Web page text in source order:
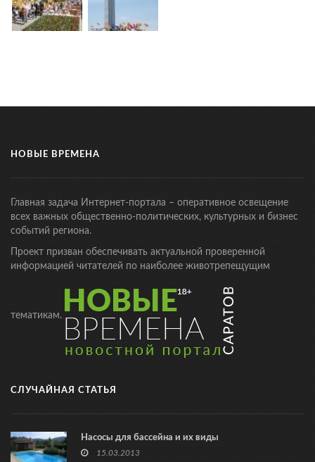
НОВЫЕ ВРЕМЕНА
Главная задача Интернет-портала – оперативное освещение
всех важных общественно-политических, культурных и бизнес
событий региона.
Проект призван обеспечивать актуальной проверенной
информацией читателей по наиболее животрепещущим
тематикам.
СЛУЧАЙНАЯ СТАТЬЯ
Насосы для бассейна и их виды
15.03.2013